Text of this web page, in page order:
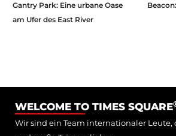
Gantry Park: Eine urbane Oase
am Ufer des East River
WELCOME TO TIMES SQUARE
Wir sind ein Team internationaler Leute,